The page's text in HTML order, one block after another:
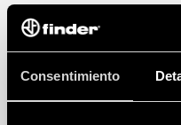
Consentimiento